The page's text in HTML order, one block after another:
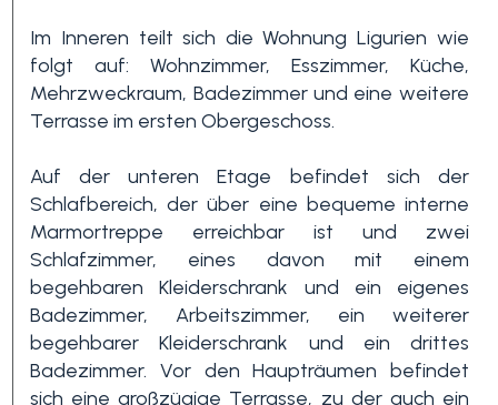
Im Inneren teilt sich die Wohnung Ligurien wie
folgt auf: Wohnzimmer, Esszimmer, Küche,
Mehrzweckraum, Badezimmer und eine weitere
Terrasse im ersten Obergeschoss.
Auf der unteren Etage befindet sich der
Schlafbereich, der über eine bequeme interne
Marmortreppe erreichbar ist und zwei
Schlafzimmer, eines davon mit einem
begehbaren Kleiderschrank und ein eigenes
Badezimmer, Arbeitszimmer, ein weiterer
begehbarer Kleiderschrank und ein drittes
Badezimmer. Vor den Haupträumen befindet
sich eine großzügige Terrasse, zu der auch ein
Andere
Optionen
-
Mehrfachauswahl
Garten
Balkon / Terrasse
Aufzug